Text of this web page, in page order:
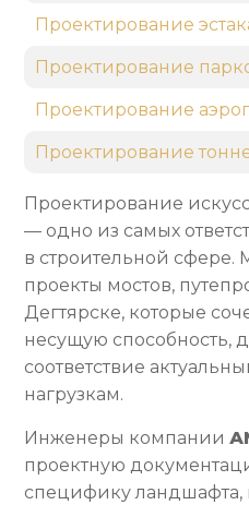
Проектирование
— одно из самых
в строительной сфере.
проекты мостов,
Дегтярске, которые
несущую способность,
соответствие
нагрузкам.
Инженеры компании
проектную
специфику ландшафта,
Проектирование
Проектирование
Проектирование
Проектирование